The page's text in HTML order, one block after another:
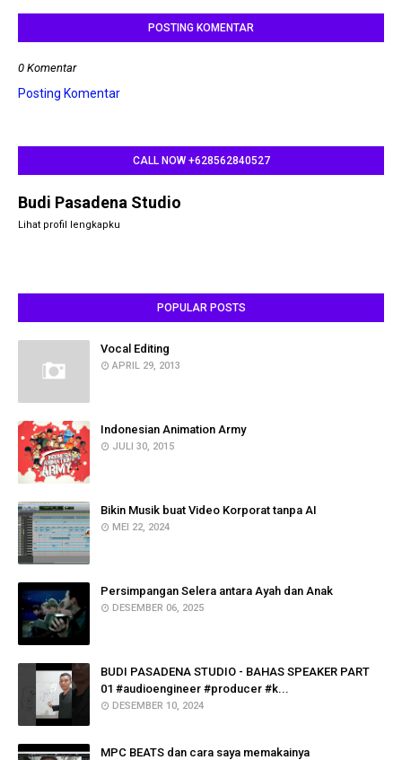
POSTING KOMENTAR
0 Komentar
Posting Komentar
CALL NOW +628562840527
Budi Pasadena Studio
Lihat profil lengkapku
POPULAR POSTS
Vocal Editing
APRIL 29, 2013
Indonesian Animation Army
JULI 30, 2015
Bikin Musik buat Video Korporat tanpa AI
MEI 22, 2024
Persimpangan Selera antara Ayah dan Anak
DESEMBER 06, 2025
BUDI PASADENA STUDIO - BAHAS SPEAKER PART
01 #audioengineer #producer #k...
DESEMBER 10, 2024
MPC BEATS dan cara saya memakainya